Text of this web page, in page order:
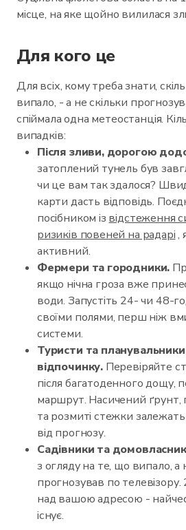
місце, на яке щойно вилилася
Для кого це
Для всіх, кому треба знати,
випало, - а не скільки
спіймала одна метеостанція.
випадків:
Після зливи, дорогою
затоплений тунель був
чи це вам так здалося?
карти дасть відповідь.
посібником із відстеження
ризиків повеней на радарі,
активний.
Фермери та городники.
якщо нічна гроза вже
води. Запустіть 24- чи 48-
своїми полями, перш ніж
системи.
Туристи та
відпочинку. Перевіряйте
після багатоденного дощу,
маршрут. Насичений ґрунт,
та розмиті стежки залежать
від прогнозу.
Садівники та
з огляду на те, що випало, а
прогнозував по
над вашою адресою -
існує.